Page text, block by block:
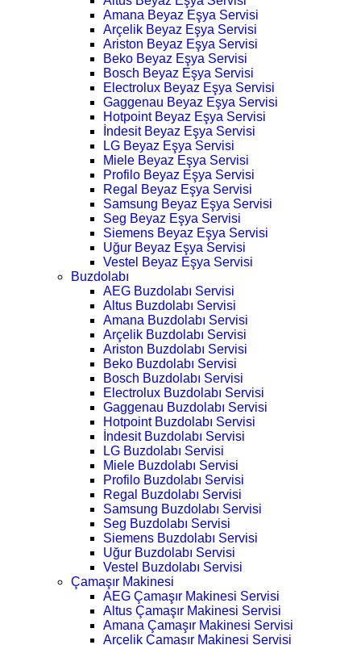
Amana Beyaz Eşya Servisi
Arçelik Beyaz Eşya Servisi
Ariston Beyaz Eşya Servisi
Beko Beyaz Eşya Servisi
Bosch Beyaz Eşya Servisi
Electrolux Beyaz Eşya Servisi
Gaggenau Beyaz Eşya Servisi
Hotpoint Beyaz Eşya Servisi
İndesit Beyaz Eşya Servisi
LG Beyaz Eşya Servisi
Miele Beyaz Eşya Servisi
Profilo Beyaz Eşya Servisi
Regal Beyaz Eşya Servisi
Samsung Beyaz Eşya Servisi
Seg Beyaz Eşya Servisi
Siemens Beyaz Eşya Servisi
Uğur Beyaz Eşya Servisi
Vestel Beyaz Eşya Servisi
Buzdolabı
AEG Buzdolabı Servisi
Altus Buzdolabı Servisi
Amana Buzdolabı Servisi
Arçelik Buzdolabı Servisi
Ariston Buzdolabı Servisi
Beko Buzdolabı Servisi
Bosch Buzdolabı Servisi
Electrolux Buzdolabı Servisi
Gaggenau Buzdolabı Servisi
Hotpoint Buzdolabı Servisi
İndesit Buzdolabı Servisi
LG Buzdolabı Servisi
Miele Buzdolabı Servisi
Profilo Buzdolabı Servisi
Regal Buzdolabı Servisi
Samsung Buzdolabı Servisi
Seg Buzdolabı Servisi
Siemens Buzdolabı Servisi
Uğur Buzdolabı Servisi
Vestel Buzdolabı Servisi
Çamaşır Makinesi
AEG Çamaşır Makinesi Servisi
Altus Çamaşır Makinesi Servisi
Amana Çamaşır Makinesi Servisi
Arçelik Çamaşır Makinesi Servisi